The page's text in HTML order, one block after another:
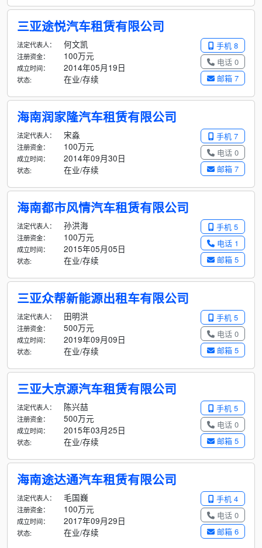
三亚途悦汽车租赁有限公司
手机 8
电话 0
邮箱 7
法定代表人： 何文凯
注册资金： 100万元
成立时间： 2014年05月19日
状态: 在业/存续
海南润家隆汽车租赁有限公司
手机 7
电话 0
邮箱 7
法定代表人： 宋淼
注册资金： 100万元
成立时间： 2014年09月30日
状态: 在业/存续
海南都市风情汽车租赁有限公司
手机 5
电话 1
邮箱 5
法定代表人： 孙洪海
注册资金： 100万元
成立时间： 2015年05月05日
状态: 在业/存续
三亚众帮新能源出租车有限公司
手机 5
电话 0
邮箱 5
法定代表人： 田明洪
注册资金： 500万元
成立时间： 2019年09月09日
状态: 在业/存续
三亚大京源汽车租赁有限公司
手机 5
电话 0
邮箱 5
法定代表人： 陈兴喆
注册资金： 500万元
成立时间： 2015年03月25日
状态: 在业/存续
海南途达通汽车租赁有限公司
手机 4
电话 0
邮箱 6
法定代表人： 毛国巍
注册资金： 100万元
成立时间： 2017年09月29日
状态: 在业/存续